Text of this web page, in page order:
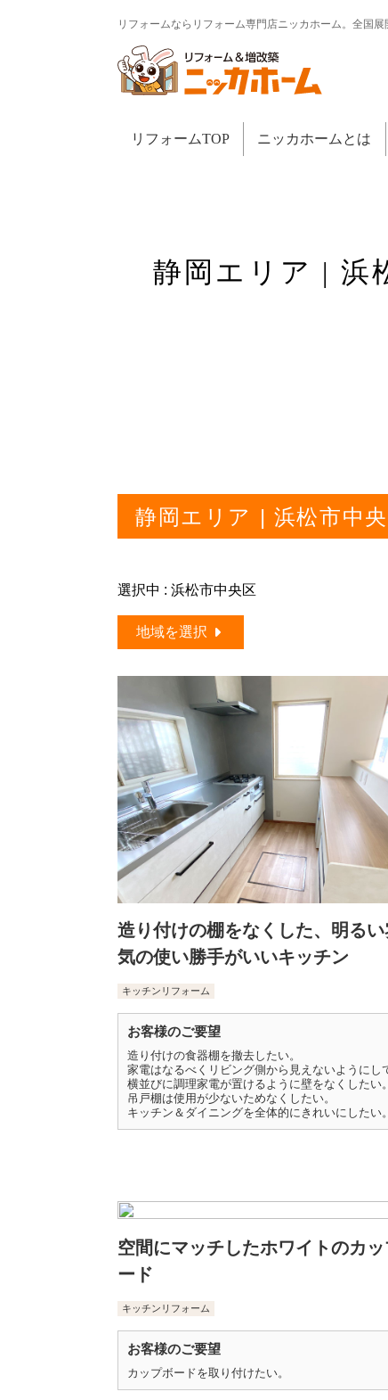
リフォームならリフォーム専門店ニッカホーム。全国展
リフォームTOP ニッカホームとは
静岡エリア | 浜
静岡エリア | 浜松市中
選択中 : 浜松市中央区
地域を選択
造り付けの棚をなくした、明るい
気の使い勝手がいいキッチン
キッチンリフォーム
お客様のご要望
造り付けの食器棚を撤去したい。
家電はなるべくリビング側から見えないようにし
横並びに調理家電が置けるように壁をなくしたい。
吊戸棚は使用が少ないためなくしたい。
キッチン＆ダイニングを全体的にきれいにしたい。
空間にマッチしたホワイトのカ
ード
キッチンリフォーム
お客様のご要望
カップボードを取り付けたい。